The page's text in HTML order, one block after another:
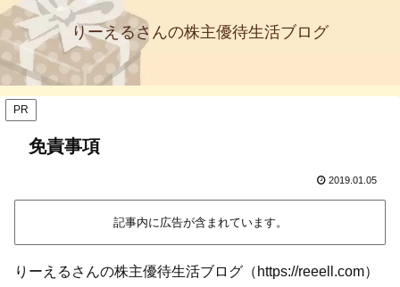
りーえるさんの株主優待生活ブログ
PR
免責事項
2019.01.05
記事内に広告が含まれています。
りーえるさんの株主優待生活ブログ（https://reeell.com）